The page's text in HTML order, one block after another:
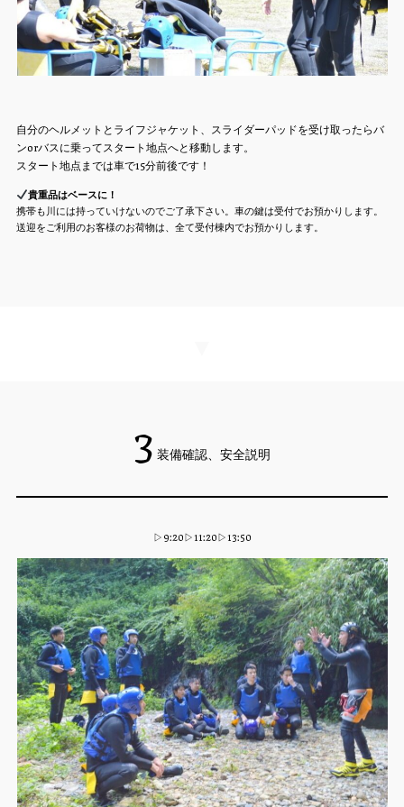
自分のヘルメットとライフジャケット、スライダーパッドを受け取ったらバ
ンorバスに乗ってスタート地点へと移動します。
スタート地点までは車で15分前後です！
貴重品はベースに！
携帯も川には持っていけないのでご了承下さい。車の鍵は受付でお預かりします。
送迎をご利用のお客様のお荷物は、全て受付棟内でお預かりします。
3 装備確認、安全説明
▷9:20▷11:20▷13:50